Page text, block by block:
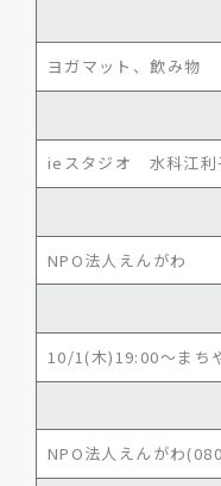
ヨガマット、飲み物
ieスタジオ 水科江利
NPO法人えんがわ
10/1(木)19:00～まち
NPO法人えんがわ